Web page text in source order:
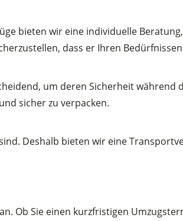
bieten wir eine individuelle
dass er Ihren
um deren Sicherheit während
sicher zu verpacken.
Deshalb bieten wir eine
Ob Sie einen kurzfristigen